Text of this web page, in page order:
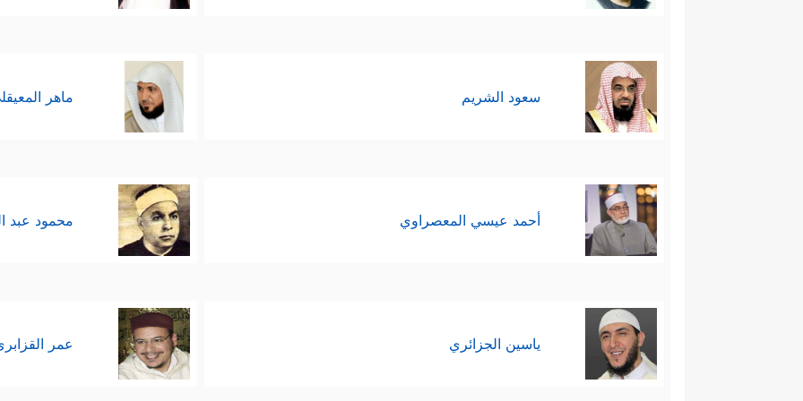
سعود الشريم ماهر
أحمد عيسي المعصراوي محمود عبد
ياسين الجزائري عمر